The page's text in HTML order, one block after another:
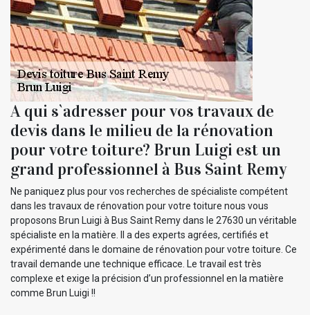
A qui s`adresser pour vos travaux de
devis dans le milieu de la rénovation
pour votre toiture? Brun Luigi est un
grand professionnel à Bus Saint Remy
Ne paniquez plus pour vos recherches de spécialiste compétent
dans les travaux de rénovation pour votre toiture nous vous
proposons Brun Luigi à Bus Saint Remy dans le 27630 un véritable
spécialiste en la matière. Il a des experts agrées, certifiés et
expérimenté dans le domaine de rénovation pour votre toiture. Ce
travail demande une technique efficace. Le travail est très
complexe et exige la précision d’un professionnel en la matière
comme Brun Luigi !!